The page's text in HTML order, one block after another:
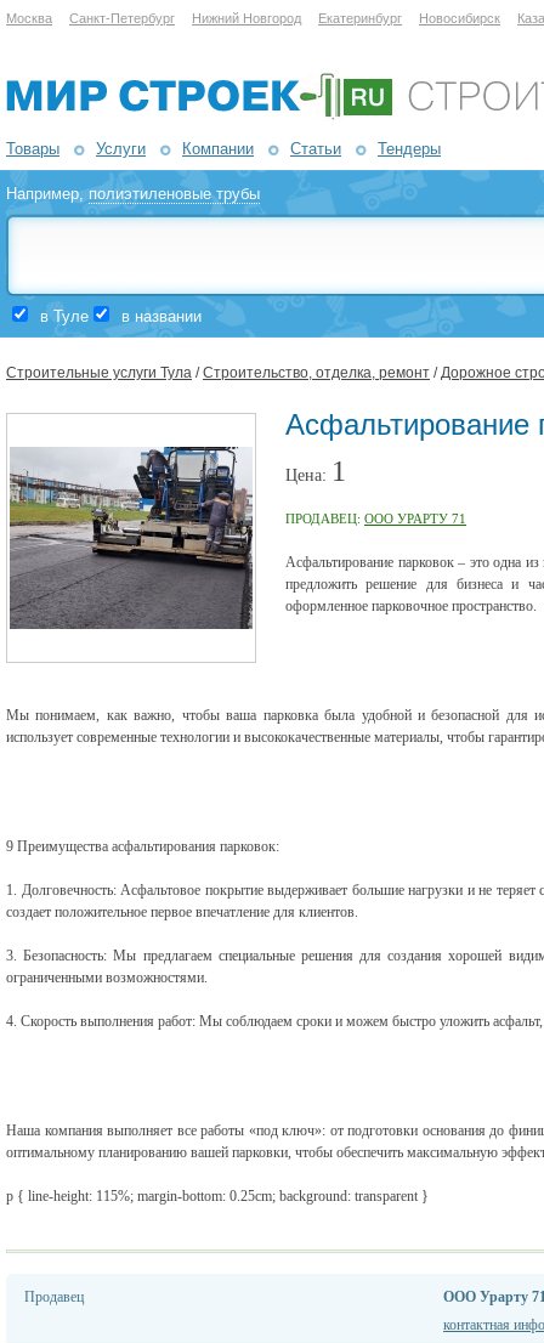
Москва Санкт-Петербург Нижний Новгород Екатеринбург Новосибирск
Товары Услуги Компании Статьи Тендеры
Например,полиэтиленовые трубы
в Туле в названии
Строительные услуги Тула /Строительство, отделка, ремонт /Дорожное
Асфальтирование
Цена: 1
ПРОДАВЕЦ: ООО УРАРТУ 71
Асфальтирование парковок – это одна
предложить решение для бизнеса и
оформленное парковочное пространство.
Мы понимаем, как важно, чтобы ваша парковка была удобной и безопасной для
использует современные технологии и высококачественные материалы, чтобы
9 Преимущества асфальтирования парковок:
1. Долговечность: Асфальтовое покрытие выдерживает большие нагрузки и не
создает положительное первое впечатление для клиентов.
3. Безопасность: Мы предлагаем специальные решения для создания хорошей
ограниченными возможностями.
4. Скорость выполнения работ: Мы соблюдаем сроки и можем быстро уложить
Наша компания выполняет все работы «под ключ»: от подготовки основания до
оптимальному планированию вашей парковки, чтобы обеспечить максимальную
p { line-height: 115%; margin-bottom: 0.25cm; background: transparent }
Продавец
ООО Урарту
контактная